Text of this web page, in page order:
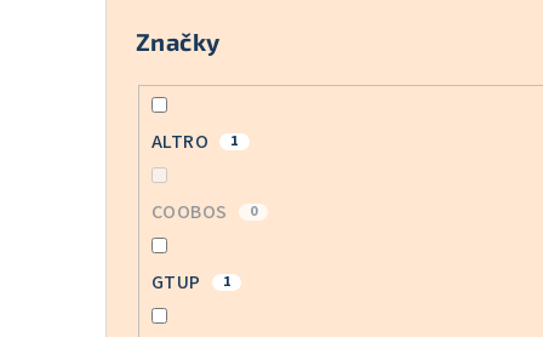
Značky
ALTRO 1
COOBOS 0
GTUP 1